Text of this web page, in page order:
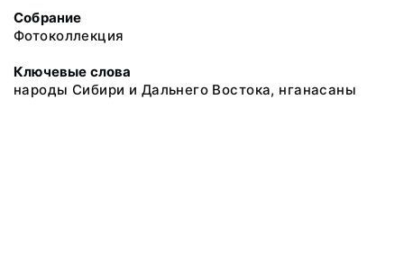
Собрание
Фотоколлекция
Ключевые слова
народы Сибири и Дальнего Востока, нганасаны